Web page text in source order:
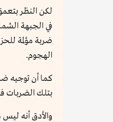
لكن النظر
في الجبهة
ضربة مؤلمة
الهجوم.
كما أن توجيه
بتلك الضربات
والأدق أنه